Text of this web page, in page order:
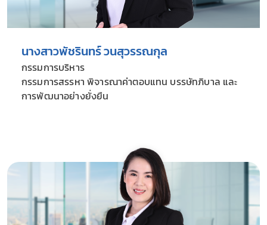
นางสาวพัชรินทร์ วนสุวรรณกุล
กรรมการบริหาร
กรรมการสรรหา พิจารณาค่าตอบแทน บรรษัทภิบาล และ
การพัฒนาอย่างยั่งยืน